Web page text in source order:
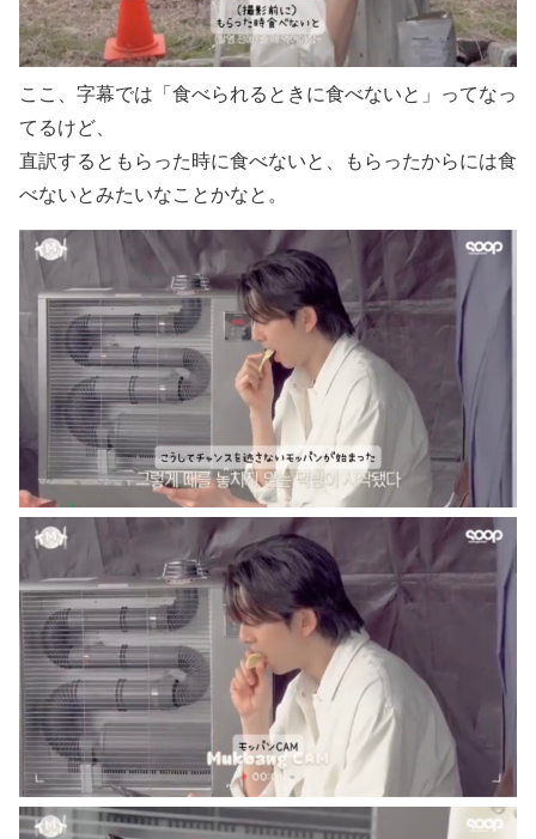
ここ、字幕では「食べられるときに食べないと」ってなっ
てるけど、
直訳するともらった時に食べないと、もらったからには食
べないとみたいなことかなと。